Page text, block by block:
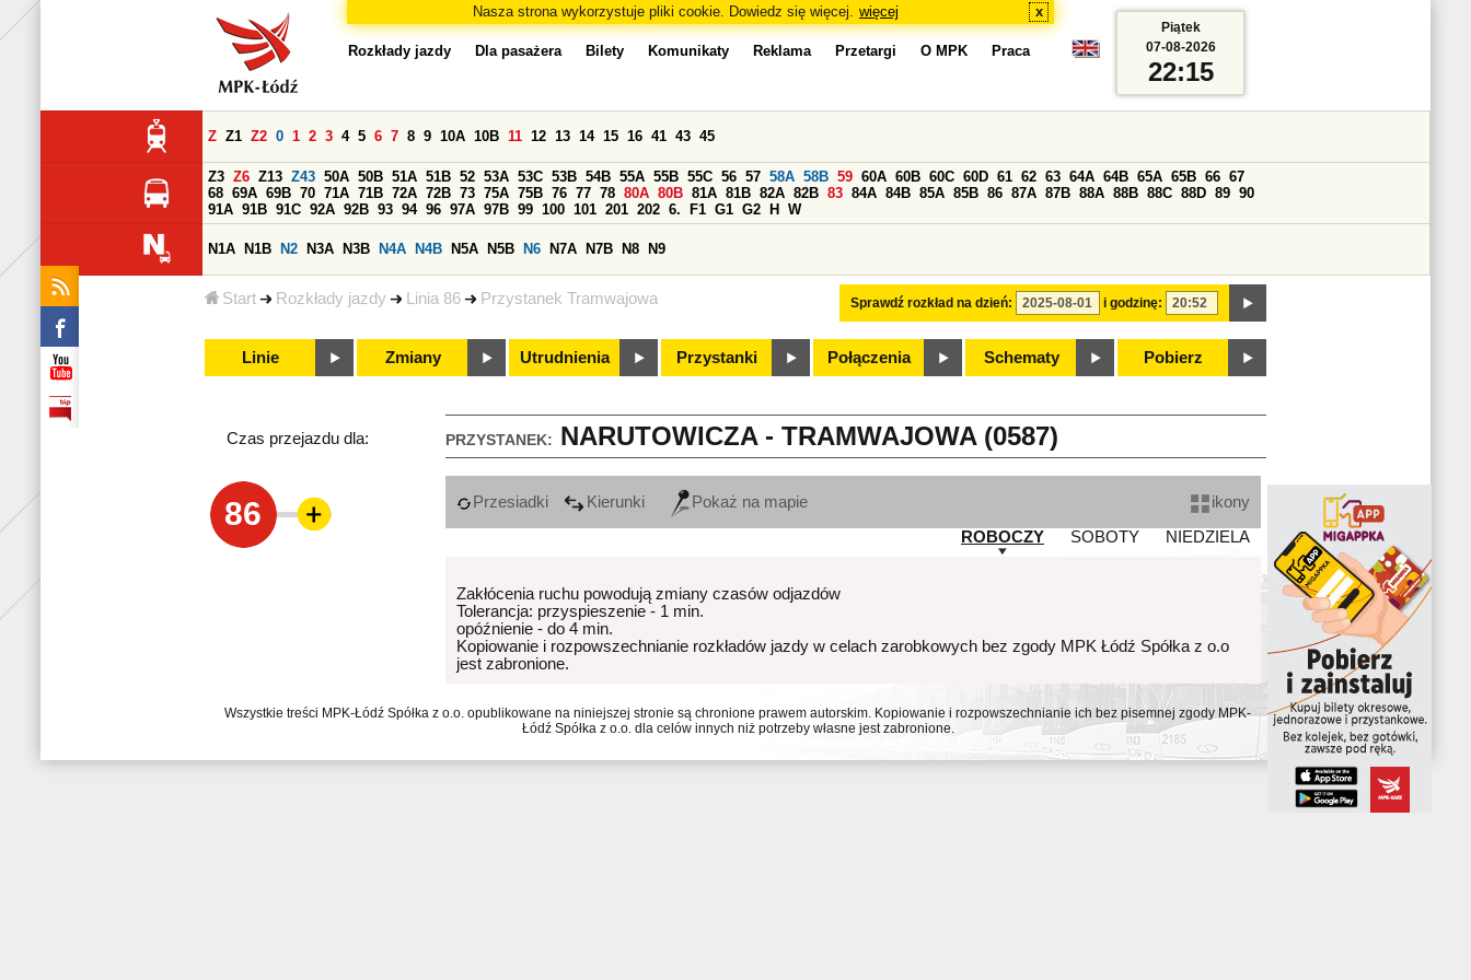
Nasza strona wykorzystuje pliki cookie. Dowiedz się więcej. więcej x
Start Rozkłady jazdy Linia 86 Przystanek Tramwajowa
Rozkłady jazdy Dla pasażera Bilety Komunikaty Reklama Przetargi O MPK Praca
Sprawdź rozkład na dzień: i godzinę:
Z Z1 Z2 0 1 2 3 4 5 6 7 8 9 10A 10B 11 12 13 14 15 16 41 43 45
Z3 Z6 Z13 Z43 50A 50B 51A 51B 52 53A 53C 53B 54B 55A 55B 55C 56 57 58A 58B 59 60A 60B 60C 60D 61 62 63 64A 64B 65A 65B 66 67
68 69A 69B 70 71A 71B 72A 72B 73 75A 75B 76 77 78 80A 80B 81A 81B 82A 82B 83 84A 84B 85A 85B 86 87A 87B 88A 88B 88C 88D 89 90
91A 91B 91C 92A 92B 93 94 96 97A 97B 99 100 101 201 202 6. F1 G1 G2 H W
N1A N1B N2 N3A N3B N4A N4B N5A N5B N6 N7A N7B N8 N9
Linie Zmiany Utrudnienia Przystanki Połączenia Schematy Pobierz
Piątek
07-08-2026
22:15
PRZYSTANEK: NARUTOWICZA - TRAMWAJOWA (0587)
Czas przejazdu dla:
86 Przesiadki Kierunki Pokaż na mapie
ikony
ROBOCZY
SOBOTY NIEDZIELA
Zakłócenia ruchu powodują zmiany czasów odjazdów
Tolerancja: przyspieszenie - 1 min.
opóźnienie - do 4 min.
Kopiowanie i rozpowszechnianie rozkładów jazdy w celach zarobkowych bez zgody MPK Łódź Spółka z o.o
jest zabronione.
Wszystkie treści MPK-Łódź Spółka z o.o. opublikowane na niniejszej stronie są chronione prawem autorskim. Kopiowanie i rozpowszechnianie ich bez pisemnej zgody MPK-
Łódź Spółka z o.o. dla celów innych niż potrzeby własne jest zabronione.